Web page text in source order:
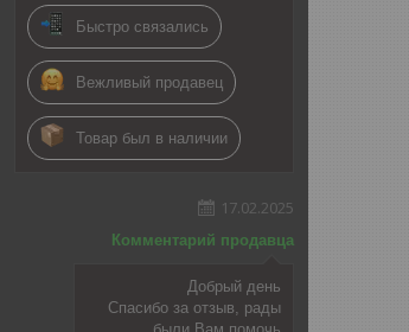
Быстро связались
Вежливый продавец
Товар был в наличии
17.02.2025
Комментарий продавца
Добрый день
Спасибо за отзыв, рады